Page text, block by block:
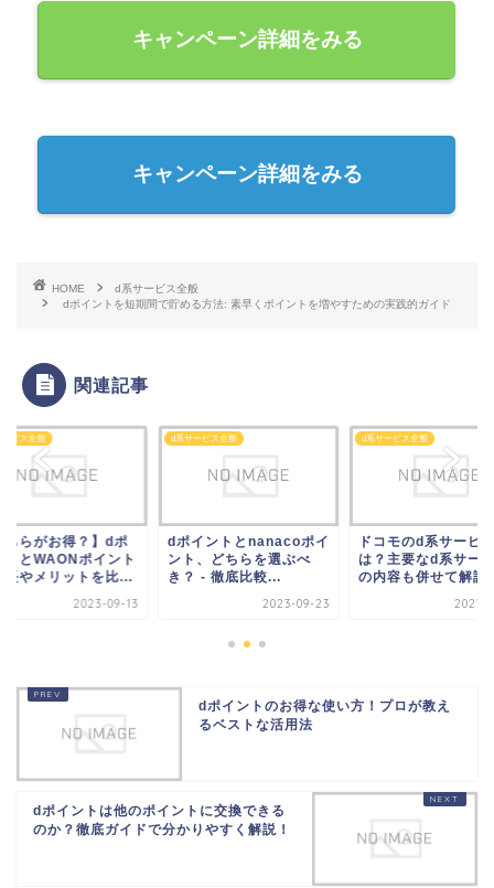
キャンペーン詳細をみる
キャンペーン詳細をみる
HOME
d系サービス全般
dポイントを短期間で貯める方法: 素早くポイントを増やすための実践的ガイド
関連記事
ービス全般
ちらがお得？】dポ
トとWAONポイント
長やメリットを比...
2023-09-13
d系サービス全般
dポイントとnanacoポイ
ント、どちらを選ぶべ
き？ - 徹底比較...
2023-09-23
d系サービス全般
ドコモのd系サービ
は？主要なd系サー
の内容も併せて解説
2023-
dポイントのお得な使い方！プロが教え
るベストな活用法
dポイントは他のポイントに交換できる
のか？徹底ガイドで分かりやすく解説！